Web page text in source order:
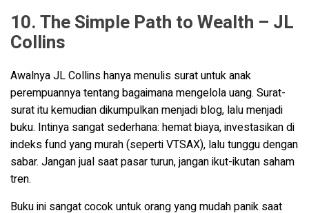
10. The Simple Path to Wealth – JL
Collins
Awalnya JL Collins hanya menulis surat untuk anak
perempuannya tentang bagaimana mengelola uang. Surat-
surat itu kemudian dikumpulkan menjadi blog, lalu menjadi
buku. Intinya sangat sederhana: hemat biaya, investasikan di
indeks fund yang murah (seperti VTSAX), lalu tunggu dengan
sabar. Jangan jual saat pasar turun, jangan ikut-ikutan saham
tren.
Buku ini sangat cocok untuk orang yang mudah panik saat